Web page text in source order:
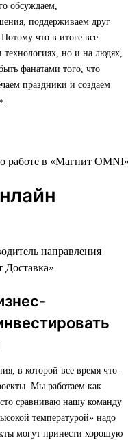
обсуждаем,
поддерживаем друг
что в итоге все
технологиях, но и на людях,
фанатами того, что
праздники и создаем
направления
Доставка»
в которой все время что-
Мы работаем как
сравниваю нашу команду
температурой» надо
могут принести хорошую